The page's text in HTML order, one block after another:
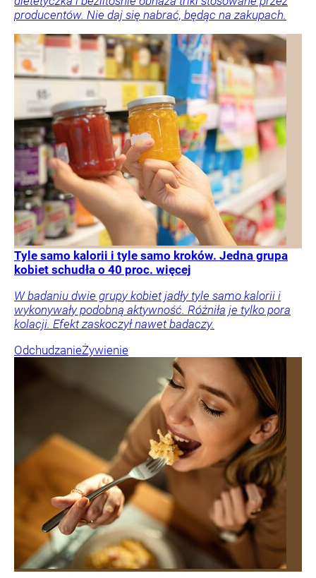
producentów. Nie daj się nabrać, będąc na zakupach.
Tyle samo kalorii i tyle samo kroków. Jedna grupa
kobiet schudła o 40 proc. więcej
W badaniu dwie grupy kobiet jadły tyle samo kalorii i
wykonywały podobną aktywność. Różniła je tylko pora
kolacji. Efekt zaskoczył nawet badaczy.
OdchudzanieŻywienie